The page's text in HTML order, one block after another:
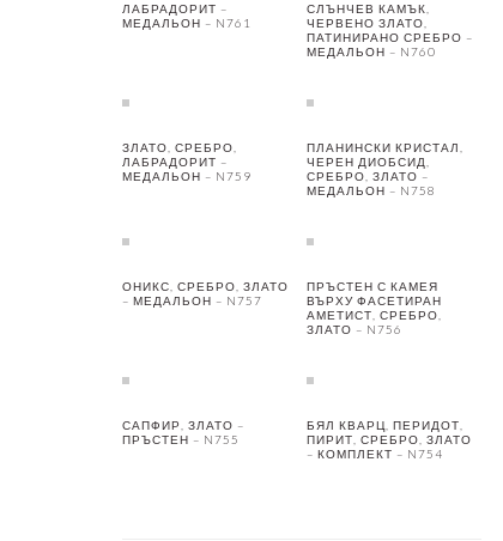
ЛАБРАДОРИТ –
МЕДАЛЬОН – N761
СЛЪНЧЕВ КАМЪК,
ЧЕРВЕНО ЗЛАТО,
ПАТИНИРАНО СРЕБРО –
МЕДАЛЬОН – N760
ЗЛАТО, СРЕБРО,
ЛАБРАДОРИТ –
МЕДАЛЬОН – N759
ПЛАНИНСКИ КРИСТАЛ,
ЧЕРЕН ДИОБСИД,
СРЕБРО, ЗЛАТО –
МЕДАЛЬОН – N758
ОНИКС, СРЕБРО, ЗЛАТО
– МЕДАЛЬОН – N757
ПРЪСТЕН С КАМЕЯ
ВЪРХУ ФАСЕТИРАН
АМЕТИСТ, СРЕБРО,
ЗЛАТО – N756
САПФИР, ЗЛАТО –
ПРЪСТЕН – N755
БЯЛ КВАРЦ, ПЕРИДОТ,
ПИРИТ, СРЕБРО, ЗЛАТО
– КОМПЛЕКТ – N754